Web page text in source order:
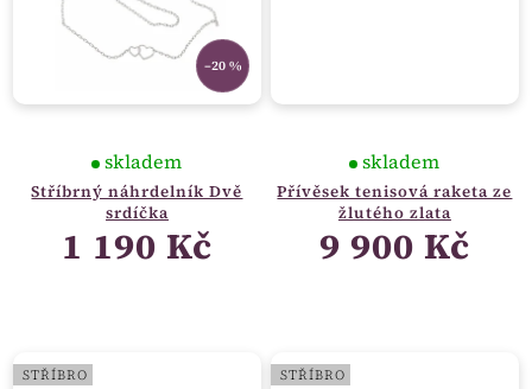
–20 %
Stříbrný náhrdelník Dvě
srdíčka
skladem
1 190 Kč
Přívěsek tenisová raketa ze
žlutého zlata
skladem
9 900 Kč
STŘÍBRO STŘÍBRO